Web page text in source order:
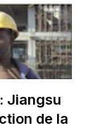
Jiangsu
de la